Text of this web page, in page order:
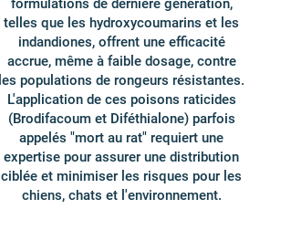
formulations de dernière génération,
telles que les hydroxycoumarins et les
indandiones, offrent une efficacité
accrue, même à faible dosage, contre
les populations de rongeurs résistantes.
L'application de ces poisons raticides
(Brodifacoum et Diféthialone) parfois
appelés "mort au rat" requiert une
expertise pour assurer une distribution
ciblée et minimiser les risques pour les
chiens, chats et l'environnement.